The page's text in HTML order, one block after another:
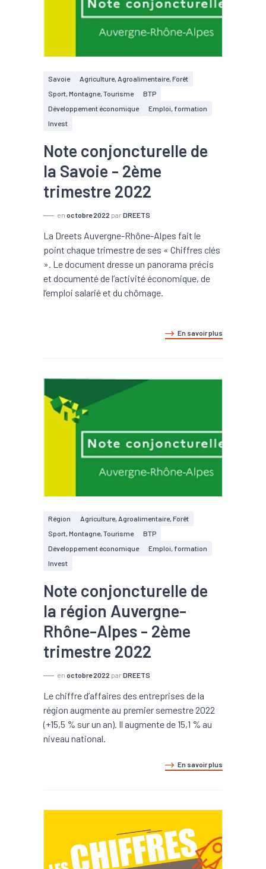
Savoie
Agriculture, Agroalimentaire, Forêt
Sport, Montagne, Tourisme
BTP
Développement économique
Emploi, formation
Invest
Note conjoncturelle de
la Savoie - 2ème
trimestre 2022
en octobre 2022 par DREETS
La Dreets Auvergne-Rhône-Alpes fait le
point chaque trimestre de ses « Chiffres clés
». Le document dresse un panorama précis
et documenté de l’activité économique, de
l’emploi salarié et du chômage.
En savoir plus
Région
Agriculture, Agroalimentaire, Forêt
Sport, Montagne, Tourisme
BTP
Développement économique
Emploi, formation
Invest
Note conjoncturelle de
la région Auvergne-
Rhône-Alpes - 2ème
trimestre 2022
en octobre 2022 par DREETS
Le chiffre d’affaires des entreprises de la
région augmente au premier semestre 2022
(+15,5 % sur un an). Il augmente de 15,1 % au
niveau national.
En savoir plus